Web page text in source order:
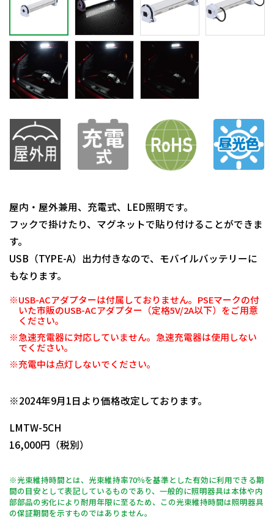
屋内・屋外兼用、充電式、LED照明です。
フックで掛けたり、マグネットで貼り付けることができま
す。
USB（TYPE-A）出力付きなので、モバイルバッテリーに
もなります。
※USB-ACアダプターは付属しておりません。PSEマークの付
いた市販のUSB-ACアダプター（定格5V/2A以下）をご用意
ください。
※急速充電器に対応していません。急速充電器は使用しない
でください。
※充電中は点灯しないでください。
※2024年9月1日より価格改定しております。
LMTW-5CH
16,000円（税別）
※光束維持時間とは、光束維持率70％を基準とした有効に利用できる期
間の目安として表記しているものであり、一般的に照明器具は本体や内
部部品の劣化により耐用年限に至るため、この光束維持時間は照明器具
の保証期間を示すものではありません。